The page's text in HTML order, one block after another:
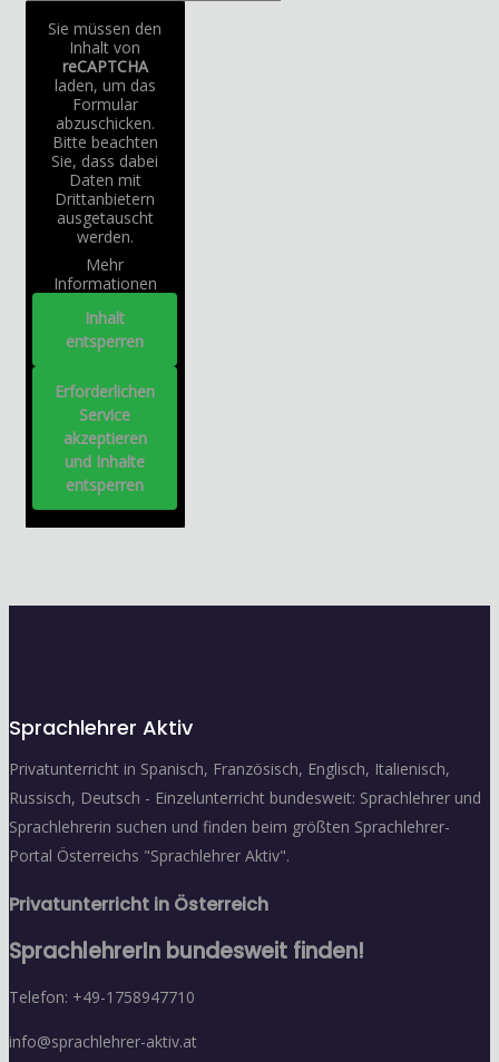
Sie müssen den
Inhalt von
reCAPTCHA
laden, um das
Formular
abzuschicken.
Bitte beachten
Sie, dass dabei
Daten mit
Drittanbietern
ausgetauscht
werden.
Mehr
Informationen
Inhalt
entsperren
Erforderlichen
Service
akzeptieren
und Inhalte
entsperren
Sprachlehrer Aktiv
Privatunterricht in Spanisch, Französisch, Englisch, Italienisch,
Russisch, Deutsch - Einzelunterricht bundesweit: Sprachlehrer und
Sprachlehrerin suchen und finden beim größten Sprachlehrer-
Portal Österreichs "Sprachlehrer Aktiv".
Privatunterricht in Österreich
SprachlehrerIn bundesweit finden!
Telefon: +49-1758947710
info@sprachlehrer-aktiv.at